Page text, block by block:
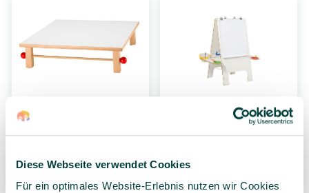
Diese Webseite verwendet Cookies
Für ein optimales Website-Erlebnis nutzen wir Cookies
DUSYMA Mal- und
Kleinkindstaffelei